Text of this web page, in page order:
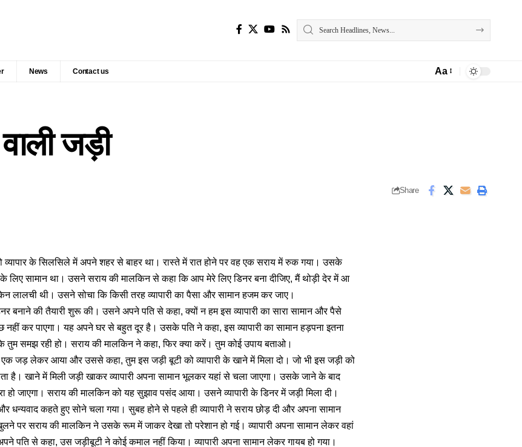
News Contact us Aa
जड़ी
Share
व्यापार के सिलसिले में अपने शहर से बाहर था। रास्ते में रात होने पर वह एक सराय में रुक गया। उसके
सामान था। उसने सराय की मालकिन से कहा कि आप मेरे लिए डिनर बना दीजिए, मैं थोड़ी देर में आ
लालची थी। उसने सोचा कि किसी तरह व्यापारी का पैसा और सामान हजम कर जाए।
बनाने की तैयारी शुरू की। उसने अपने पति से कहा, क्यों न हम इस व्यापारी का सारा सामान और पैसे
कर पाएगा। यह अपने घर से बहुत दूर है। उसके पति ने कहा, इस व्यापारी का सामान हड़पना इतना
तुम समझ रही हो। सराय की मालकिन ने कहा, फिर क्या करें। तुम कोई उपाय बताओ।
जड़ लेकर आया और उससे कहा, तुम इस जड़ी बूटी को व्यापारी के खाने में मिला दो। जो भी इस जड़ी को
है। खाने में मिली जड़ी खाकर व्यापारी अपना सामान भूलकर यहां से चला जाएगा। उसके जाने के बाद
हो जाएगा। सराय की मालकिन को यह सुझाव पसंद आया। उसने व्यापारी के डिनर में जड़ी मिला दी।
और धन्यवाद कहते हुए सोने चला गया। सुबह होने से पहले ही व्यापारी ने सराय छोड़ दी और अपना सामान
पर सराय की मालकिन ने उसके रूम में जाकर देखा तो परेशान हो गई। व्यापारी अपना सामान लेकर वहां
पति से कहा, उस जड़ीबूटी ने कोई कमाल नहीं किया। व्यापारी अपना सामान लेकर गायब हो गया।